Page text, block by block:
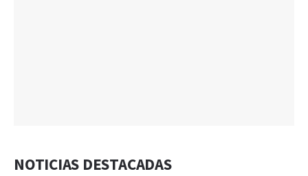
NOTICIAS DESTACADAS